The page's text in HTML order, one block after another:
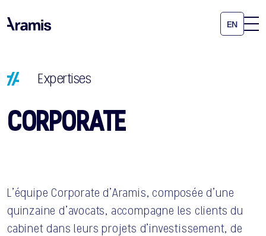
EN
Expertises
CORPORATE
L’équipe Corporate d’Aramis, composée d’une
quinzaine d’avocats, accompagne les clients du
cabinet dans leurs projets d’investissement, de